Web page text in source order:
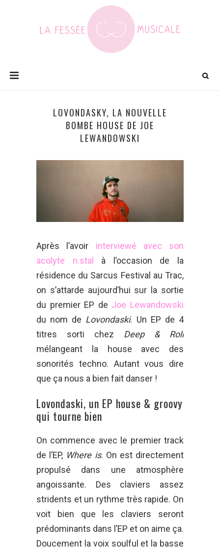
LOVONDASKY, LA NOUVELLE
BOMBE HOUSE DE JOE
LEWANDOWSKI
Après l’avoir interviewé avec son
acolyte n.stal à l’occasion de la
résidence du Sarcus Festival au Trac,
on s’attarde aujourd’hui sur la sortie
du premier EP de Joe Lewandowski
du nom de Lovondaski. Un EP de 4
titres sorti chez Deep & Roll
mélangeant la house avec des
sonorités techno. Autant vous dire
que ça nous a bien fait danser !
Lovondaski, un EP house & groovy
qui tourne bien
On commence avec le premier track
de l’EP, Where is. On est directement
propulsé dans une atmosphère
angoissante. Des claviers assez
stridents et un rythme très rapide. On
voit bien que les claviers seront
prédominants dans l’EP et on aime ça.
Doucement la voix soulful et la basse